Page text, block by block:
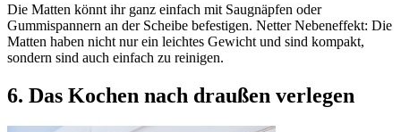
Die Matten könnt ihr ganz einfach mit Saugnäpfen oder
Gummispannern an der Scheibe befestigen. Netter Nebeneffekt: Die
Matten haben nicht nur ein leichtes Gewicht und sind kompakt,
sondern sind auch einfach zu reinigen.
6. Das Kochen nach draußen verlegen